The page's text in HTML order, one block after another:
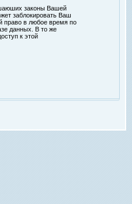
законы Вашей
заблокировать Ваш
право в любое время по
данных. В то же
к этой